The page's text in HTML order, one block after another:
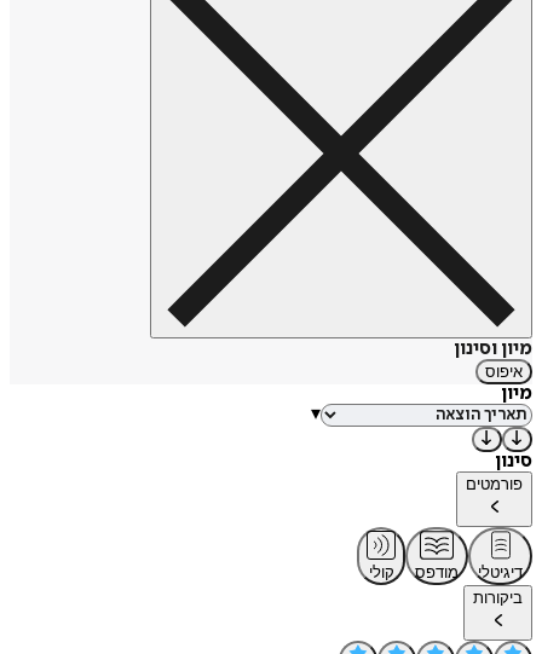
כתיבתו של רייכנר מתאפיינת בעיסוק נרחב בתחום החברתי
ובסיקור הפריפריה הדרומית. בתחום המדיני מחזיק רייכנר
בעמדות ימניות - ממלכתיות.
מיון וסינון
איפוס
מיון
▾
סינון
פורמטים
דיגיטלי מודפס
קולי
ביקורות